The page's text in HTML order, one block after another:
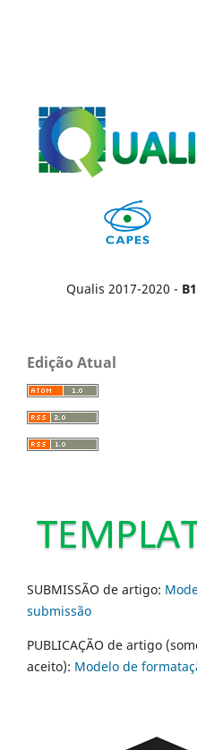
Qualis 2017-2020 - B1
Edição Atual
SUBMISSÃO de artigo:
submissão
PUBLICAÇÃO de artigo
aceito): Modelo de